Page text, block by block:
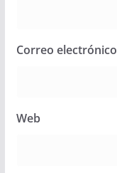
Correo electrónico
Web